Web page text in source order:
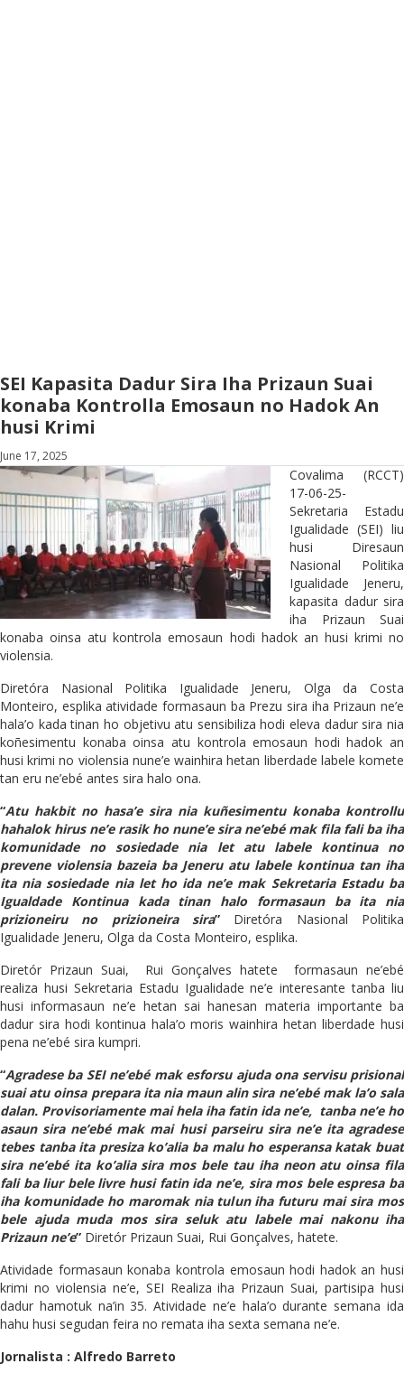
SEI Kapasita Dadur Sira Iha Prizaun Suai
konaba Kontrolla Emosaun no Hadok An
husi Krimi
June 17, 2025
Covalima (RCCT)
17-06-25-
Sekretaria Estadu
Igualidade (SEI) liu
husi Diresaun
Nasional Politika
Igualidade Jeneru,
kapasita dadur sira
iha Prizaun Suai
konaba oinsa atu kontrola emosaun hodi hadok an husi krimi no
violensia.
Diretóra Nasional Politika Igualidade Jeneru, Olga da Costa
Monteiro, esplika atividade formasaun ba Prezu sira iha Prizaun ne’e
hala’o kada tinan ho objetivu atu sensibiliza hodi eleva dadur sira nia
koñesimentu konaba oinsa atu kontrola emosaun hodi hadok an
husi krimi no violensia nune’e wainhira hetan liberdade labele komete
tan eru ne’ebé antes sira halo ona.
“Atu hakbit no hasa’e sira nia kuñesimentu konaba kontrollu
hahalok hirus ne’e rasik ho nune’e sira ne’ebé mak fila fali ba iha
komunidade no sosiedade nia let atu labele kontinua no
prevene violensia bazeia ba Jeneru atu labele kontinua tan iha
ita nia sosiedade nia let ho ida ne’e mak Sekretaria Estadu ba
Igualdade Kontinua kada tinan halo formasaun ba ita nia
prizioneiru no prizioneira sira” Diretóra Nasional Politika
Igualidade Jeneru, Olga da Costa Monteiro, esplika.
Diretór Prizaun Suai, Rui Gonçalves hatete formasaun ne’ebé
realiza husi Sekretaria Estadu Igualidade ne’e interesante tanba liu
husi informasaun ne’e hetan sai hanesan materia importante ba
dadur sira hodi kontinua hala’o moris wainhira hetan liberdade husi
pena ne’ebé sira kumpri.
“Agradese ba SEI ne’ebé mak esforsu ajuda ona servisu prisional
suai atu oinsa prepara ita nia maun alin sira ne’ebé mak la’o sala
dalan. Provisoriamente mai hela iha fatin ida ne’e, tanba ne’e ho
asaun sira ne’ebé mak mai husi parseiru sira ne’e ita agradese
tebes tanba ita presiza ko’alia ba malu ho esperansa katak buat
sira ne’ebé ita ko’alia sira mos bele tau iha neon atu oinsa fila
fali ba liur bele livre husi fatin ida ne’e, sira mos bele espresa ba
iha komunidade ho maromak nia tulun iha futuru mai sira mos
bele ajuda muda mos sira seluk atu labele mai nakonu iha
Prizaun ne’e” Diretór Prizaun Suai, Rui Gonçalves, hatete.
Atividade formasaun konaba kontrola emosaun hodi hadok an husi
krimi no violensia ne’e, SEI Realiza iha Prizaun Suai, partisipa husi
dadur hamotuk na’in 35. Atividade ne’e hala’o durante semana ida
hahu husi segudan feira no remata iha sexta semana ne’e.
Jornalista : Alfredo Barreto